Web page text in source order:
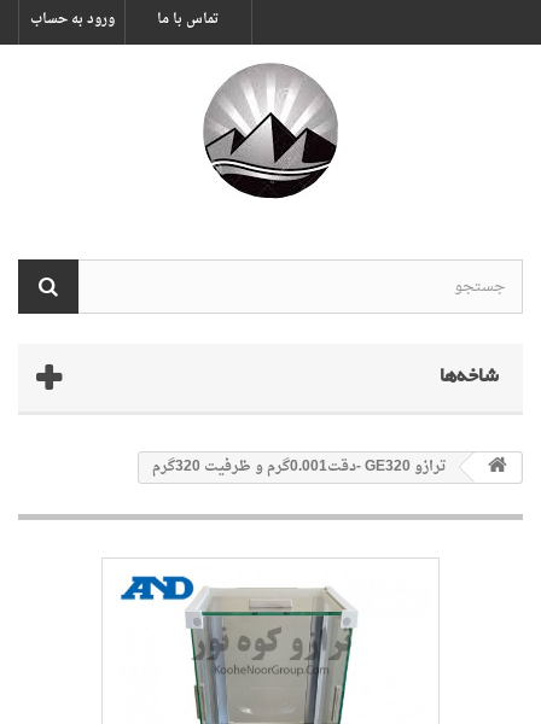
ورود به حساب تماس با ما
شاخه‌ها
ترازو GE320 -دقت0.001گرم و ظرفیت 320گرم